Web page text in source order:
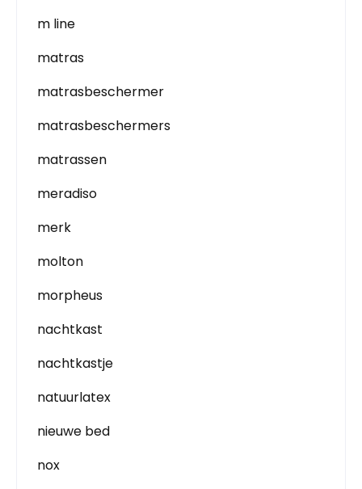
m line
matras
matrasbeschermer
matrasbeschermers
matrassen
meradiso
merk
molton
morpheus
nachtkast
nachtkastje
natuurlatex
nieuwe bed
nox